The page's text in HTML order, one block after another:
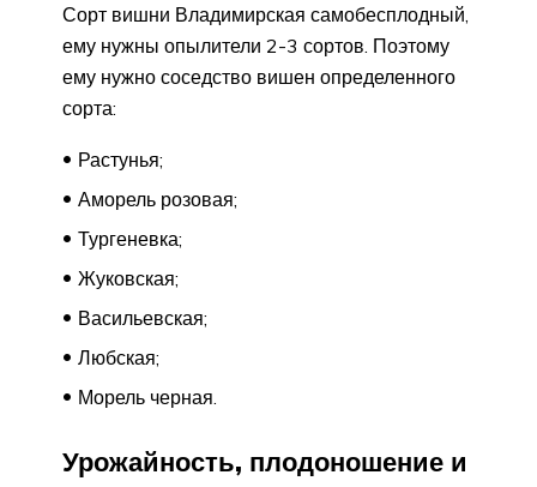
Сорт вишни Владимирская самобесплодный,
ему нужны опылители 2-3 сортов. Поэтому
ему нужно соседство вишен определенного
сорта:
Растунья;
Аморель розовая;
Тургеневка;
Жуковская;
Васильевская;
Любская;
Морель черная.
Урожайность, плодоношение и